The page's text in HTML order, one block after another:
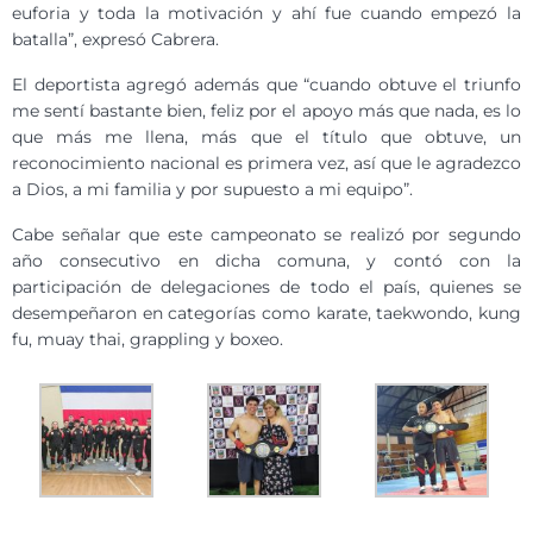
euforia y toda la motivación y ahí fue cuando empezó la
batalla”, expresó Cabrera.
El deportista agregó además que “cuando obtuve el triunfo
me sentí bastante bien, feliz por el apoyo más que nada, es lo
que más me llena, más que el título que obtuve, un
reconocimiento nacional es primera vez, así que le agradezco
a Dios, a mi familia y por supuesto a mi equipo”.
Cabe señalar que este campeonato se realizó por segundo
año consecutivo en dicha comuna, y contó con la
participación de delegaciones de todo el país, quienes se
desempeñaron en categorías como karate, taekwondo, kung
fu, muay thai, grappling y boxeo.